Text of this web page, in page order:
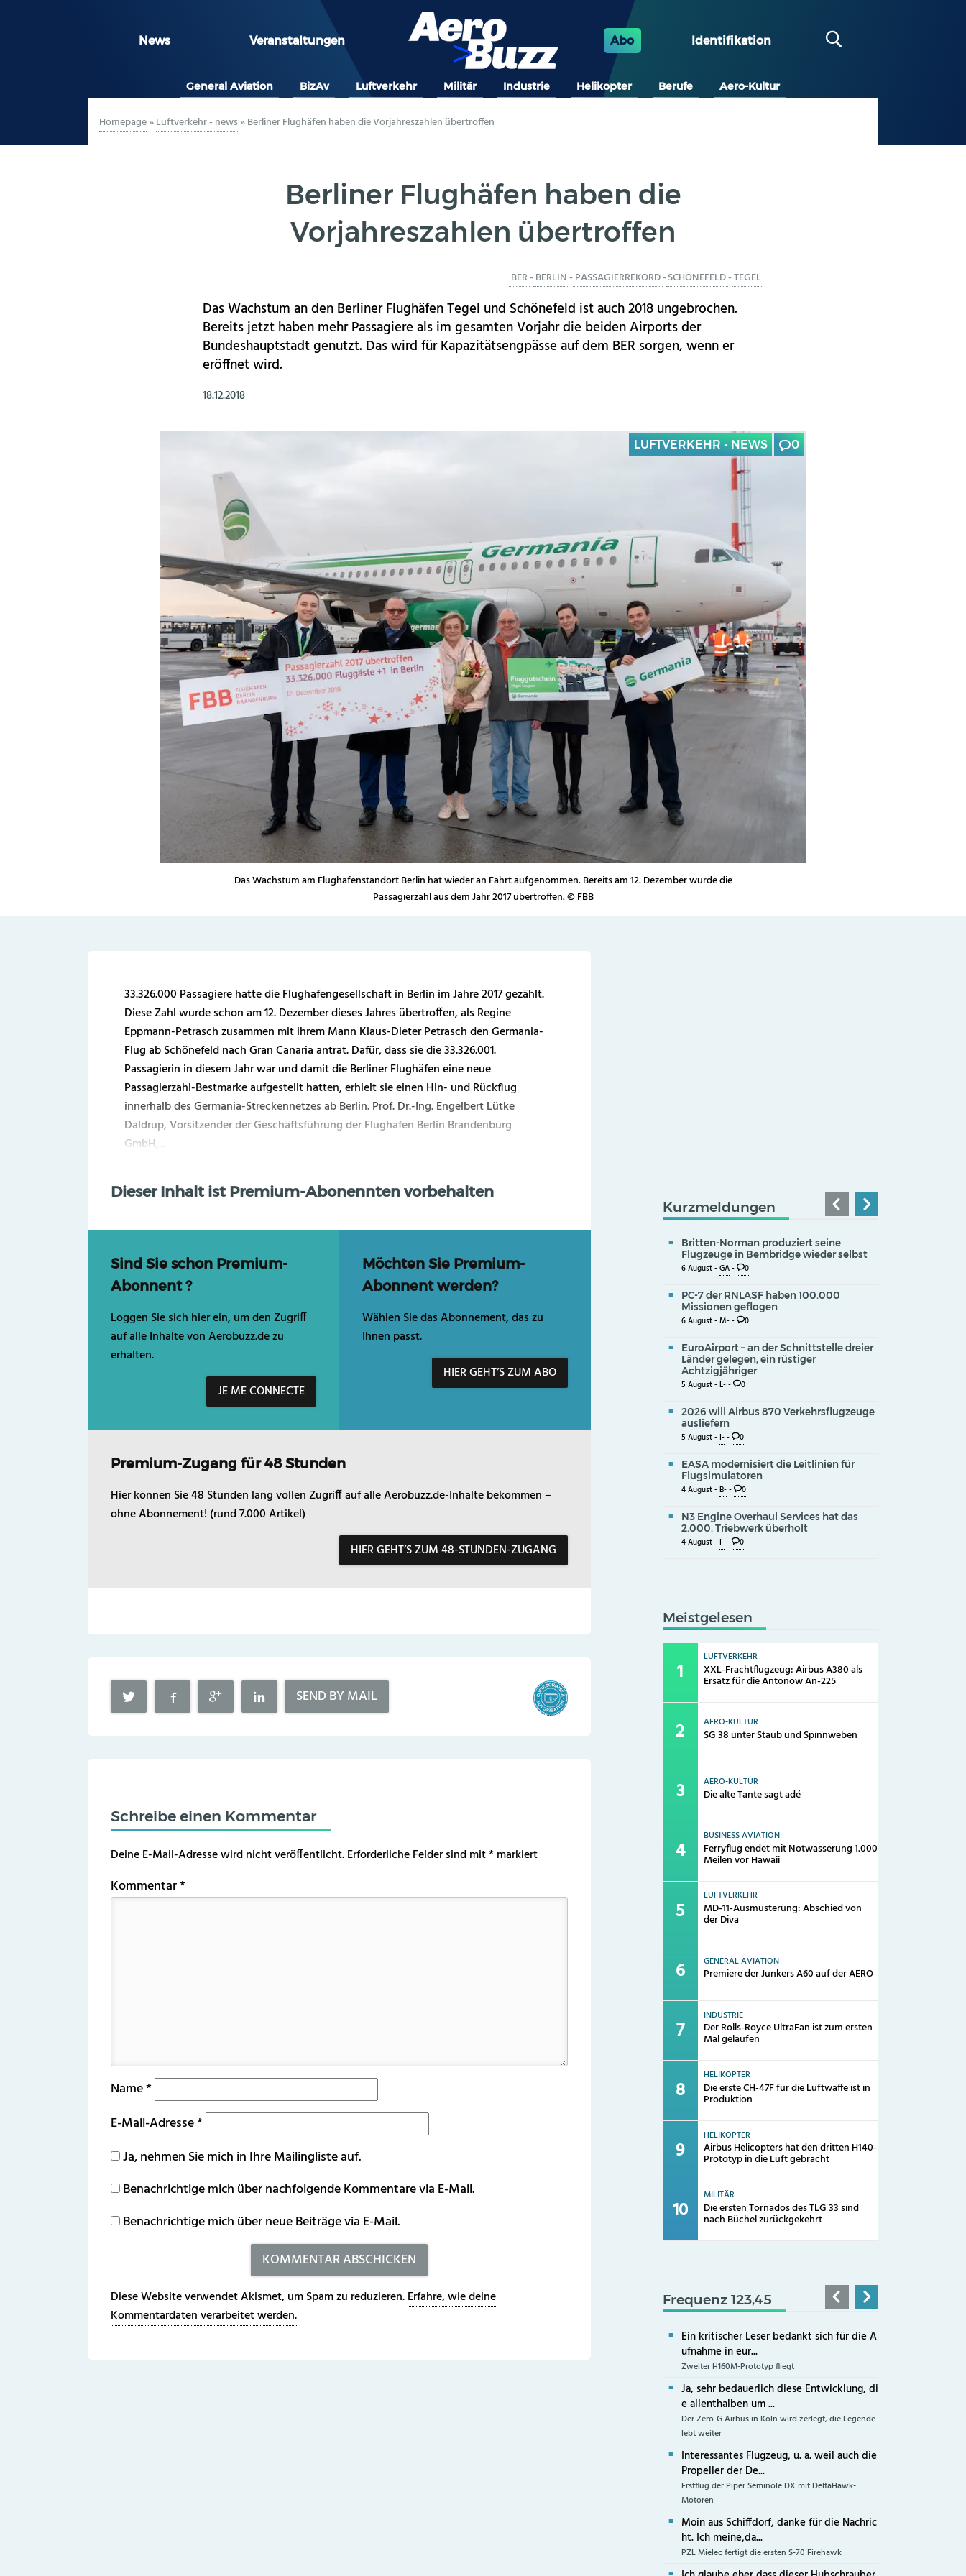
News Veranstaltungen Abo Identifikation
General Aviation BizAv Luftverkehr Militär Industrie Helikopter Berufe Aero-Kultur
Homepage»Luftverkehr - news»Berliner Flughäfen haben die Vorjahreszahlen übertroffen
Berliner Flughäfen haben die
Vorjahreszahlen übertroffen
BER- BERLIN- PASSAGIERREKORD-SCHÖNEFELD-TEGEL
Das Wachstum an den Berliner Flughäfen Tegel und Schönefeld ist auch 2018 ungebrochen.
Bereits jetzt haben mehr Passagiere als im gesamten Vorjahr die beiden Airports der
Bundeshauptstadt genutzt. Das wird für Kapazitätsengpässe auf dem BER sorgen, wenn er
eröffnet wird.
18.12.2018
LUFTVERKEHR - NEWS 0
Das Wachstum am Flughafenstandort Berlin hat wieder an Fahrt aufgenommen. Bereits am 12. Dezember wurde die
Passagierzahl aus dem Jahr 2017 übertroffen. © FBB
33.326.000 Passagiere hatte die Flughafengesellschaft in Berlin im Jahre 2017 gezählt.
Diese Zahl wurde schon am 12. Dezember dieses Jahres übertroffen, als Regine
Eppmann-Petrasch zusammen mit ihrem Mann Klaus-Dieter Petrasch den Germania-
Flug ab Schönefeld nach Gran Canaria antrat. Dafür, dass sie die 33.326.001.
Passagierin in diesem Jahr war und damit die Berliner Flughäfen eine neue
Passagierzahl-Bestmarke aufgestellt hatten, erhielt sie einen Hin- und Rückflug
innerhalb des Germania-Streckennetzes ab Berlin. Prof. Dr.-Ing. Engelbert Lütke
Daldrup, Vorsitzender der Geschäftsführung der Flughafen Berlin Brandenburg
GmbH,...
Dieser Inhalt ist Premium-Abonennten vorbehalten
Sind Sie schon Premium-
Abonnent ?
Loggen Sie sich hier ein, um den Zugriff
auf alle Inhalte von Aerobuzz.de zu
erhalten.
JE ME CONNECTE
Möchten Sie Premium-
Abonnent werden?
Wählen Sie das Abonnement, das zu
Ihnen passt.
HIER GEHT’S ZUM ABO
Premium-Zugang für 48 Stunden
Hier können Sie 48 Stunden lang vollen Zugriff auf alle Aerobuzz.de-Inhalte bekommen –
ohne Abonnement! (rund 7.000 Artikel)
HIER GEHT’S ZUM 48-STUNDEN-ZUGANG
SEND BY MAIL
Schreibe einen Kommentar
Deine E-Mail-Adresse wird nicht veröffentlicht.Erforderliche Felder sind mit*markiert
Kommentar*
Name*
E-Mail-Adresse*
Ja, nehmen Sie mich in Ihre Mailingliste auf.
Benachrichtige mich über nachfolgende Kommentare via E-Mail.
Benachrichtige mich über neue Beiträge via E-Mail.
Diese Website verwendet Akismet, um Spam zu reduzieren.Erfahre, wie deine
Kommentardaten verarbeitet werden.
Kurzmeldungen
Britten-Norman produziert seine
Flugzeuge in Bembridge wieder selbst
6 August -GA- 0
PC-7 der RNLASF haben 100.000
Missionen geflogen
6 August -M-- 0
EuroAirport – an der Schnittstelle dreier
Länder gelegen, ein rüstiger
Achtzigjähriger
5 August -L-- 0
2026 will Airbus 870 Verkehrsflugzeuge
ausliefern
5 August -I-- 0
EASA modernisiert die Leitlinien für
Flugsimulatoren
4 August -B-- 0
N3 Engine Overhaul Services hat das
2.000. Triebwerk überholt
4 August -I-- 0
Meistgelesen
LUFTVERKEHR
XXL-Frachtflugzeug: Airbus A380 als
Ersatz für die Antonow An-225
AERO-KULTUR
SG 38 unter Staub und Spinnweben
AERO-KULTUR
Die alte Tante sagt adé
BUSINESS AVIATION
Ferryflug endet mit Notwasserung 1.000
Meilen vor Hawaii
LUFTVERKEHR
MD-11-Ausmusterung: Abschied von
der Diva
GENERAL AVIATION
Premiere der Junkers A60 auf der AERO
INDUSTRIE
Der Rolls-Royce UltraFan ist zum ersten
Mal gelaufen
HELIKOPTER
Die erste CH-47F für die Luftwaffe ist in
Produktion
HELIKOPTER
Airbus Helicopters hat den dritten H140-
Prototyp in die Luft gebracht
MILITÄR
Die ersten Tornados des TLG 33 sind
nach Büchel zurückgekehrt
Frequenz 123,45
Ein kritischer Leser bedankt sich für die A
ufnahme in eur...
Zweiter H160M-Prototyp fliegt
Ja, sehr bedauerlich diese Entwicklung, di
e allenthalben um ...
Der Zero-G Airbus in Köln wird zerlegt, die Legende
lebt weiter
Interessantes Flugzeug, u. a. weil auch die
Propeller der De...
Erstflug der Piper Seminole DX mit DeltaHawk-
Motoren
Moin aus Schiffdorf, danke für die Nachric
ht. Ich meine,da...
PZL Mielec fertigt die ersten S-70 Firehawk